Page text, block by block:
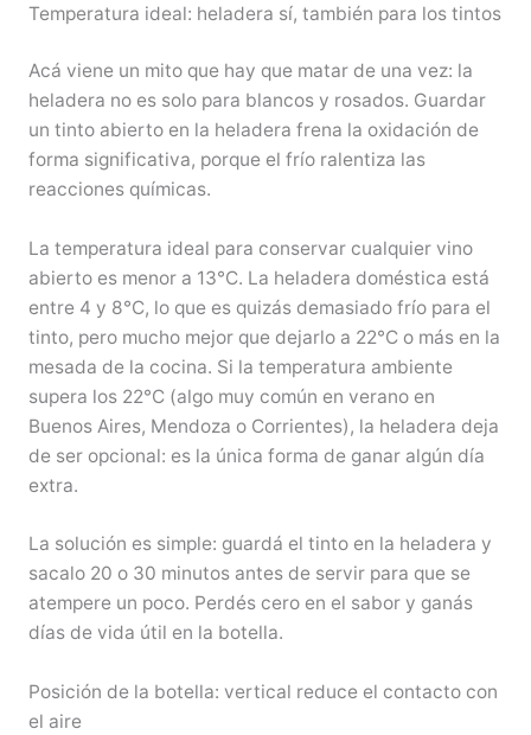
Temperatura ideal: heladera sí, también para los tintos
Acá viene un mito que hay que matar de una vez: la
heladera no es solo para blancos y rosados. Guardar
un tinto abierto en la heladera frena la oxidación de
forma significativa, porque el frío ralentiza las
reacciones químicas.
La temperatura ideal para conservar cualquier vino
abierto es menor a 13°C. La heladera doméstica está
entre 4 y 8°C, lo que es quizás demasiado frío para el
tinto, pero mucho mejor que dejarlo a 22°C o más en la
mesada de la cocina. Si la temperatura ambiente
supera los 22°C (algo muy común en verano en
Buenos Aires, Mendoza o Corrientes), la heladera deja
de ser opcional: es la única forma de ganar algún día
extra.
La solución es simple: guardá el tinto en la heladera y
sacalo 20 o 30 minutos antes de servir para que se
atempere un poco. Perdés cero en el sabor y ganás
días de vida útil en la botella.
Posición de la botella: vertical reduce el contacto con
el aire